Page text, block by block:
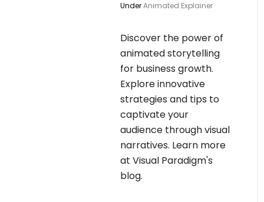
UnderAnimated Explainer
Discover the power of
animated storytelling
for business growth.
Explore innovative
strategies and tips to
captivate your
audience through visual
narratives. Learn more
at Visual Paradigm's
blog.